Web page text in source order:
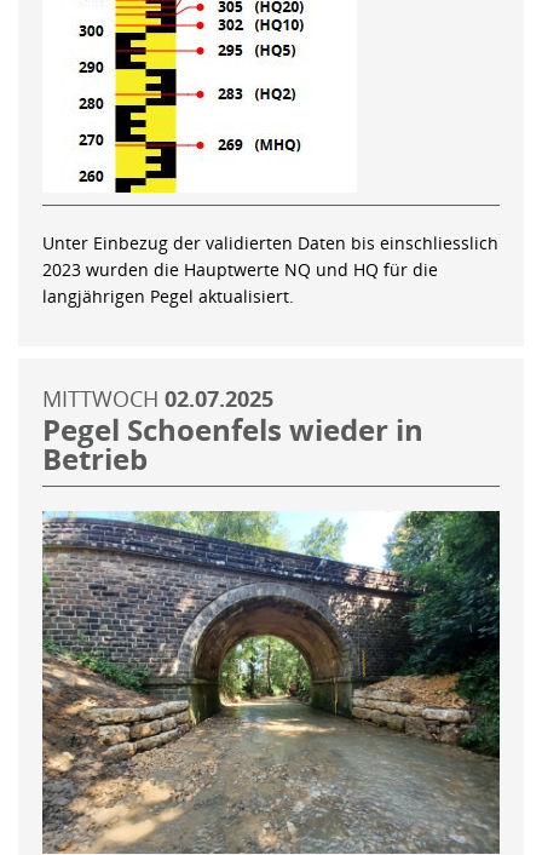
Unter Einbezug der validierten Daten bis einschliesslich
2023 wurden die Hauptwerte NQ und HQ für die
langjährigen Pegel aktualisiert.
MITTWOCH 02.07.2025
Pegel Schoenfels wieder in
Betrieb